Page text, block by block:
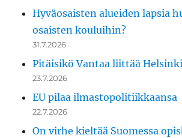
Hyväosaisten alueiden lapsia
osaisten kouluihin?
31.7.2026
Pitäisikö Vantaa liittää
23.7.2026
EU pilaa ilmastopolitiikkaansa
22.7.2026
On virhe kieltää Suomessa